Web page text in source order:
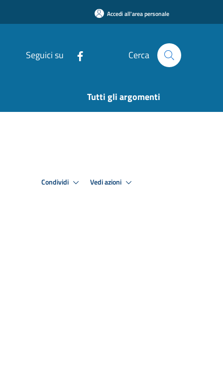
Accedi all'area personale
Seguici su Cerca
Tutti gli argomenti
Condividi Vedi azioni